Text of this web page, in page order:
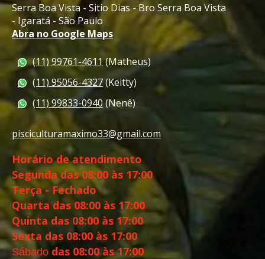
Serra Boa Vista - Sitio Dias - Bro Serra Boa Vista
- Igaratá - São Paulo
Abra no Google Maps
(11) 99761-4611(Matheus)
(11) 95056-4327(Keitty)
(11) 99833-0940(Nenê)
pisciculturamaximo33@gmail.com
Horário de atendimento
Segundadas 08:00 às 17:00
Terça - Fechado
Quarta das 08:00 às 17:00
Quinta das 08:00 às 17:00
Sexta das 08:00 às 17:00
Sábado das 08:00 às 17:00